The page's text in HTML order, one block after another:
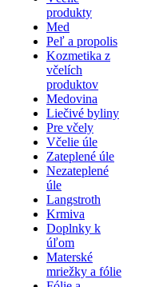
produkty
Med
Peľ a propolis
Kozmetika z
včelích
produktov
Medovina
Liečivé byliny
Pre včely
Včelie úle
Zateplené úle
Nezateplené
úle
Langstroth
Krmiva
Doplnky k
úľom
Materské
mriežky a fólie